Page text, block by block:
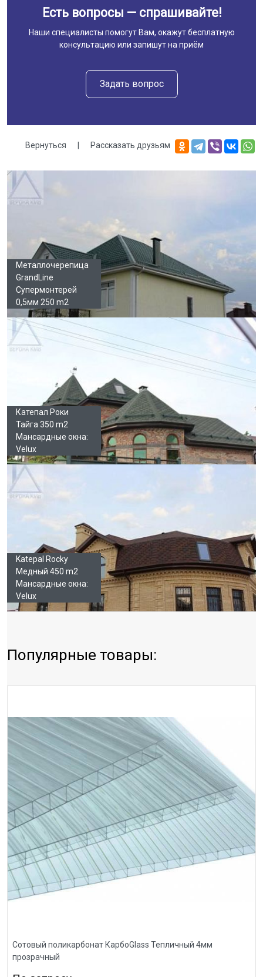
Есть вопросы — спрашивайте!
Наши специалисты помогут Вам, окажут бесплатную
консультацию или запишут на приём
Задать вопрос
Вернуться | Рассказать друзьям
Галерея
Металлочерепица
GrandLine
Супермонтерей
0,5мм 250 m2
Катепал Роки
Тайга 350 m2
Мансардные окна:
Velux
Katepal Rocky
Медный 450 m2
Мансардные окна:
Velux
Популярные товары:
Сотовый поликарбонат КарбоGlass Тепличный 4мм
прозрачный